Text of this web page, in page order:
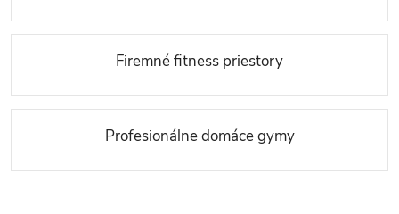
Firemné fitness priestory
Profesionálne domáce gymy